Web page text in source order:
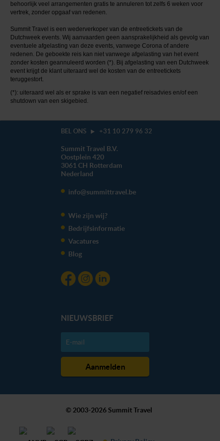
behoorlijk veel arrangementen gratis te annuleren tot zelfs 6 weken voor
vertrek, zonder opgaaf van redenen.
Summit Travel is een wederverkoper van de entreetickets van de
Dutchweek events. Wij aanvaarden geen aansprakelijkheid als gevolg van
eventuele afgelasting van deze events, vanwege Corona of andere
redenen. De geboekte reis kan niet vanwege afgelasting van het event
zonder kosten geannuleerd worden (*). Bij afgelasting van een Dutchweek
event krijgt de klant uiteraard wel de kosten van de entreetickets
teruggestort.
(*): uiteraard wel als er sprake is van een negatief reisadvies en/of een
shutdown van een skigebied.
BEL ONS +31 10 279 96 32
Summit Travel B.V.
Oostplein 420
3061 CH Rotterdam
Nederland
info@summittravel.be
Wie zijn wij?
Bedrijfsinformatie
Vacatures
Blog
NIEUWSBRIEF
© 2003-2026 Summit Travel